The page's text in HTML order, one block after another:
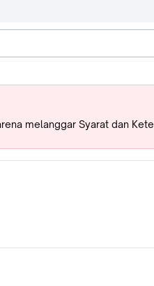
melanggar Syarat dan